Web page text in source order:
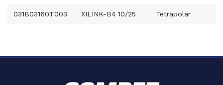
031B03160T003 XILINK-B4 10/25 Tetrapolar